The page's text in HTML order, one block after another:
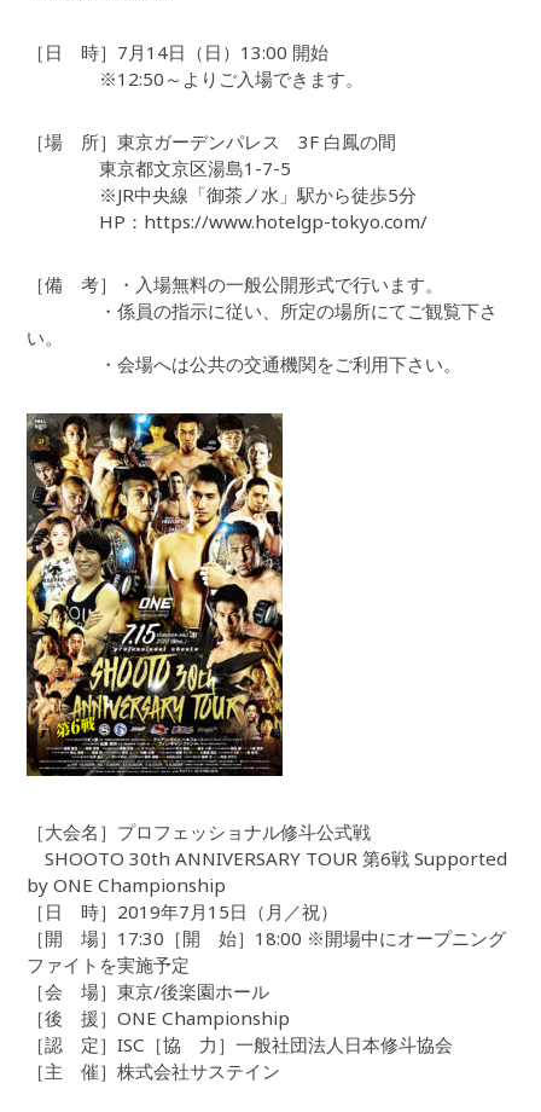
［日 時］7月14日（日）13:00 開始
※12:50～よりご入場できます。
［場 所］東京ガーデンパレス 3F 白鳳の間
東京都文京区湯島1-7-5
※JR中央線「御茶ノ水」駅から徒歩5分
HP：https://www.hotelgp-tokyo.com/
［備 考］・入場無料の一般公開形式で行います。
・係員の指示に従い、所定の場所にてご観覧下さ
い。
・会場へは公共の交通機関をご利用下さい。
［大会名］プロフェッショナル修斗公式戦
SHOOTO 30th ANNIVERSARY TOUR 第6戦 Supported
by ONE Championship
［日 時］2019年7月15日（月／祝）
［開 場］17:30［開 始］18:00 ※開場中にオープニング
ファイトを実施予定
［会 場］東京/後楽園ホール
［後 援］ONE Championship
［認 定］ISC［協 力］一般社団法人日本修斗協会
［主 催］株式会社サステイン